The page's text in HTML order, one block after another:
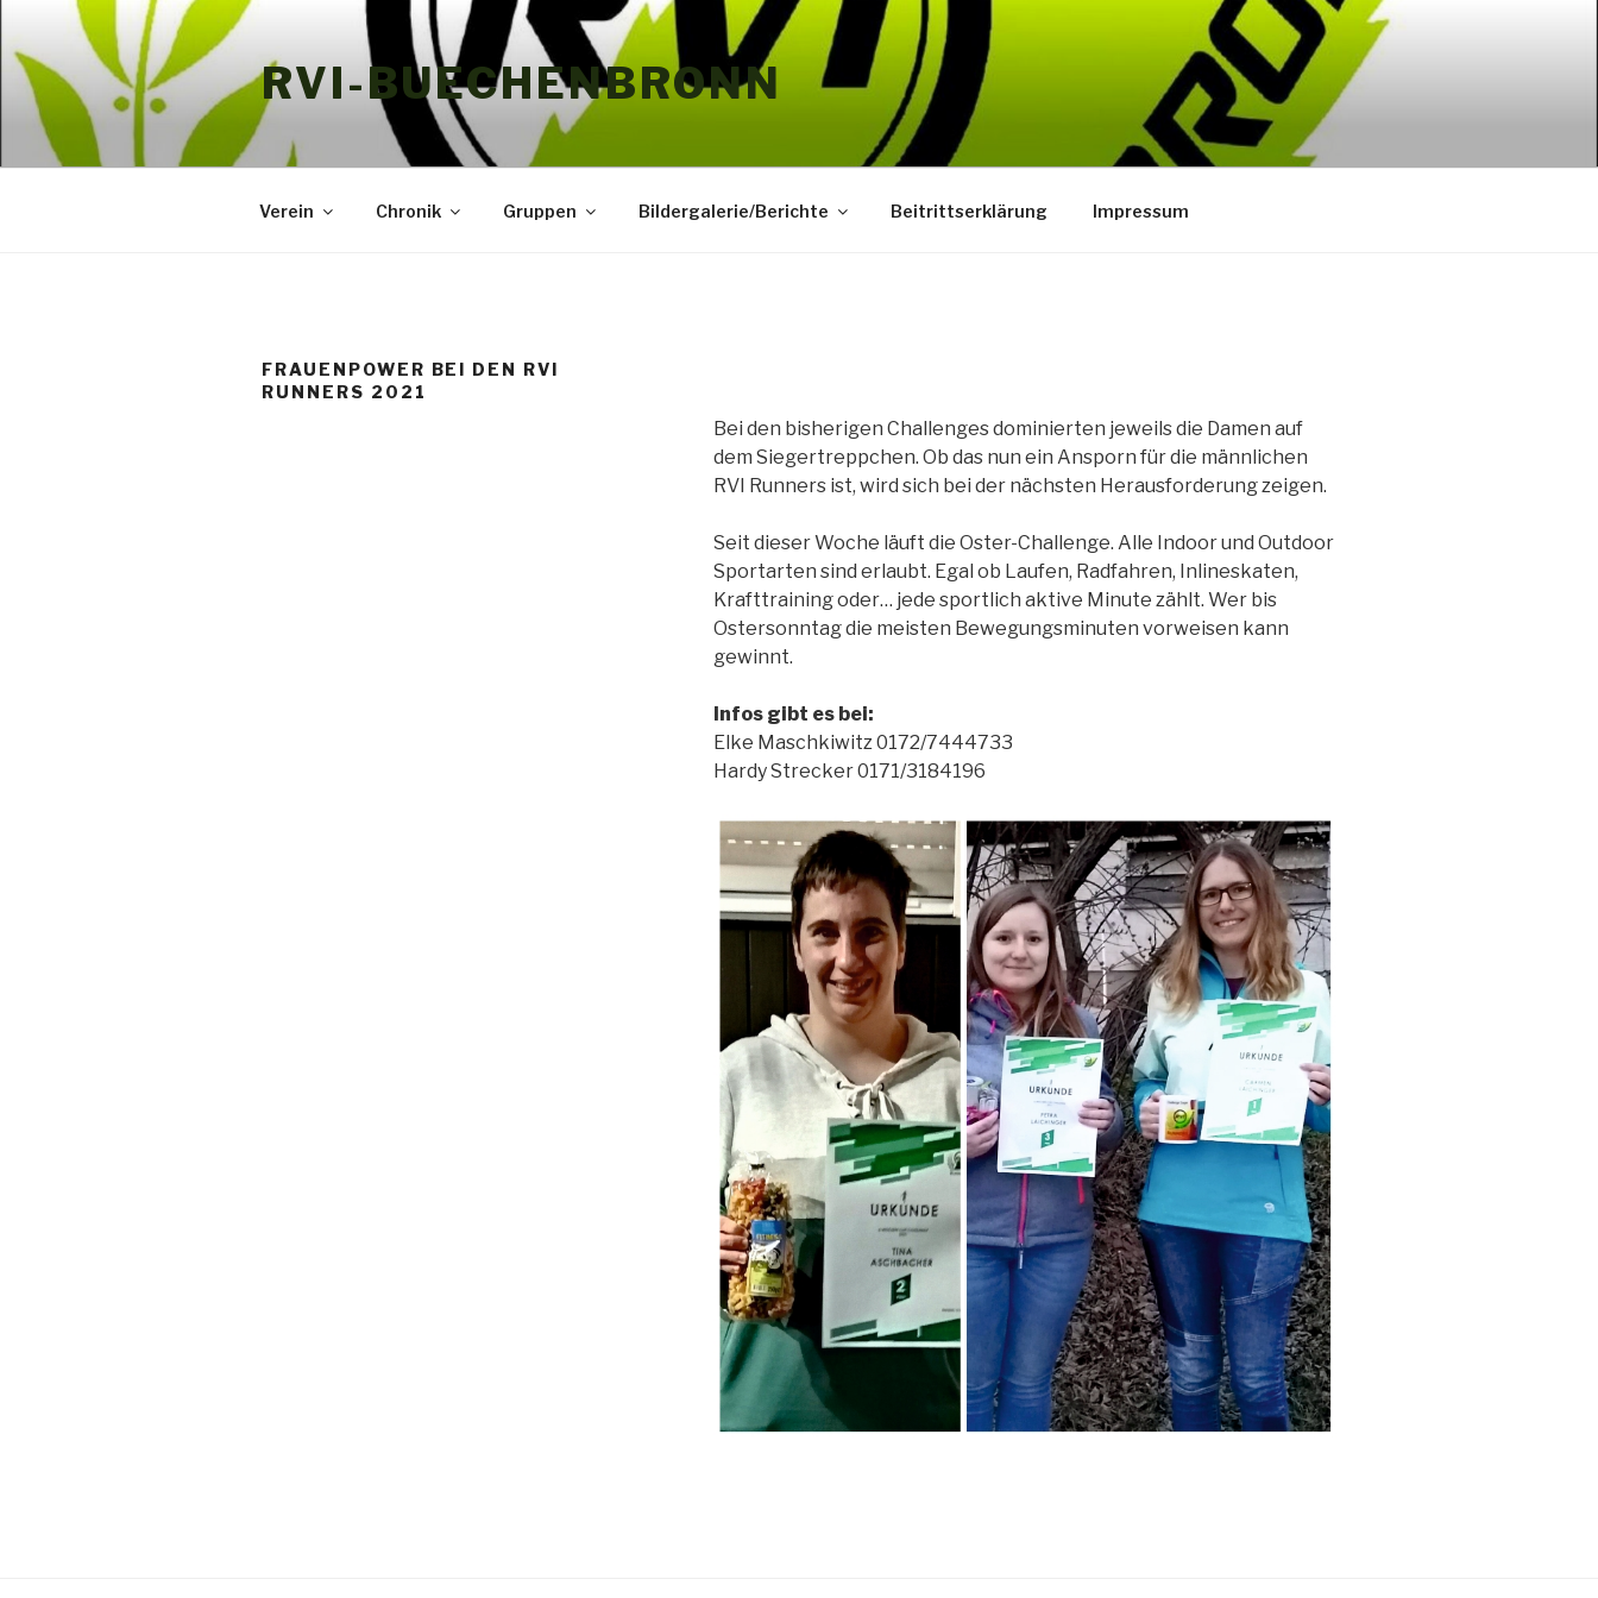
springen
RVI-BUECHENBRONN
Verein Chronik Gruppen Bildergalerie/Berichte Beitrittserklärung Impressum
FRAUENPOWER BEI DEN RVI
RUNNERS 2021
Bei den bisherigen Challenges dominierten jeweils die Damen auf
dem Siegertreppchen. Ob das nun ein Ansporn für die männlichen
RVI Runners ist, wird sich bei der nächsten Herausforderung zeigen.
Seit dieser Woche läuft die Oster-Challenge. Alle Indoor und Outdoor
Sportarten sind erlaubt. Egal ob Laufen, Radfahren, Inlineskaten,
Krafttraining oder… jede sportlich aktive Minute zählt. Wer bis
Ostersonntag die meisten Bewegungsminuten vorweisen kann
gewinnt.
Infos gibt es bei:
Elke Maschkiwitz 0172/7444733
Hardy Strecker 0171/3184196